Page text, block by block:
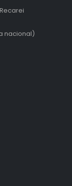
nacional)